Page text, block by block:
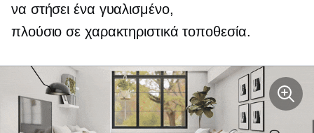
να στήσει ένα γυαλισμένο,
πλούσιο σε χαρακτηριστικά τοποθεσία.